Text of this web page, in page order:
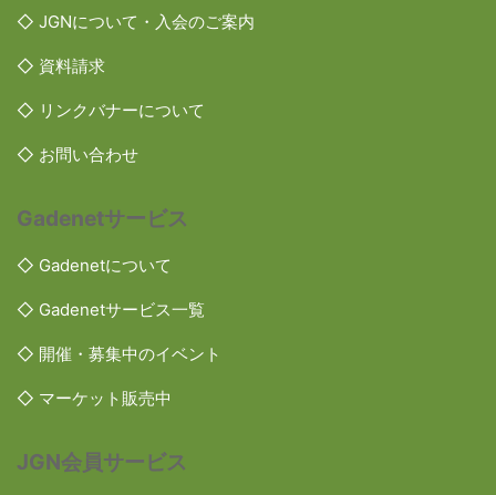
◇ JGNについて・入会のご案内
◇ 資料請求
◇ リンクバナーについて
◇ お問い合わせ
Gadenetサービス
◇ Gadenetについて
◇ Gadenetサービス一覧
◇ 開催・募集中のイベント
◇ マーケット販売中
JGN会員サービス